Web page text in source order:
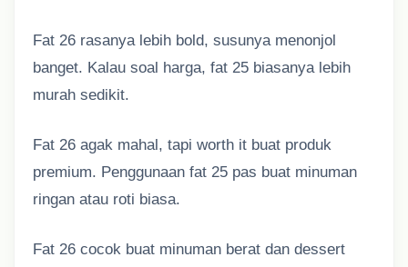
Fat 26 rasanya lebih bold, susunya menonjol
banget. Kalau soal harga, fat 25 biasanya lebih
murah sedikit.
Fat 26 agak mahal, tapi worth it buat produk
premium. Penggunaan fat 25 pas buat minuman
ringan atau roti biasa.
Fat 26 cocok buat minuman berat dan dessert